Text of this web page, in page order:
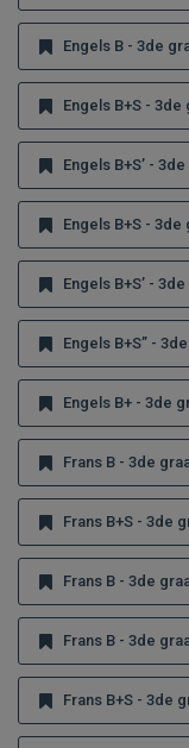
Engels B - 3de
Engels B+S -
Engels B+S’ -
Engels B+S -
Engels B+S’ -
Engels B+S” -
Engels B+ - 3de
Frans B - 3de
Frans B+S - 3de
Frans B - 3de
Frans B - 3de
Frans B+S - 3de